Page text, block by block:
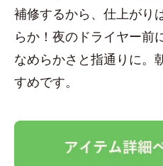
補修するから、仕上がり
らか！夜のドライヤー前
なめらかさと指通りに。
すめです。